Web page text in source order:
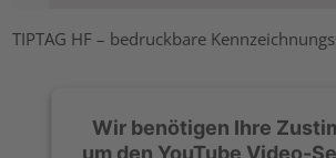
TIPTAG HF – bedruckbare
Wir benötigen Ihre
um den YouTube Video-